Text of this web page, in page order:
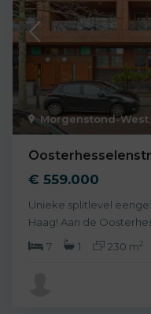
Morgenstond-West
€ 559.000
Unieke splitlevel
Haag! Aan de
7
1 230 m2